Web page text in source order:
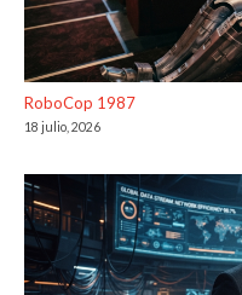
RoboCop 1987
18 julio, 2026